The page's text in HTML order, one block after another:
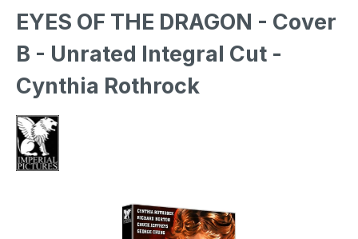
EYES OF THE DRAGON - Cover
B - Unrated Integral Cut -
Cynthia Rothrock
Bildergalerie überspringen